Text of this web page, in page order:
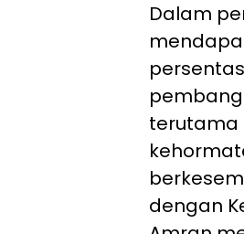
Dalam
dengan